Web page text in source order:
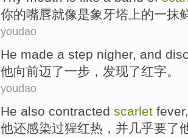
你的嘴唇就像是象牙塔 上的一抹
youdao
He made a step nigher, and
他向前迈了一步 ， 发现了红字。
youdao
He also contracted scarlet fever
他还感染过猩红热 ， 并 几乎要了